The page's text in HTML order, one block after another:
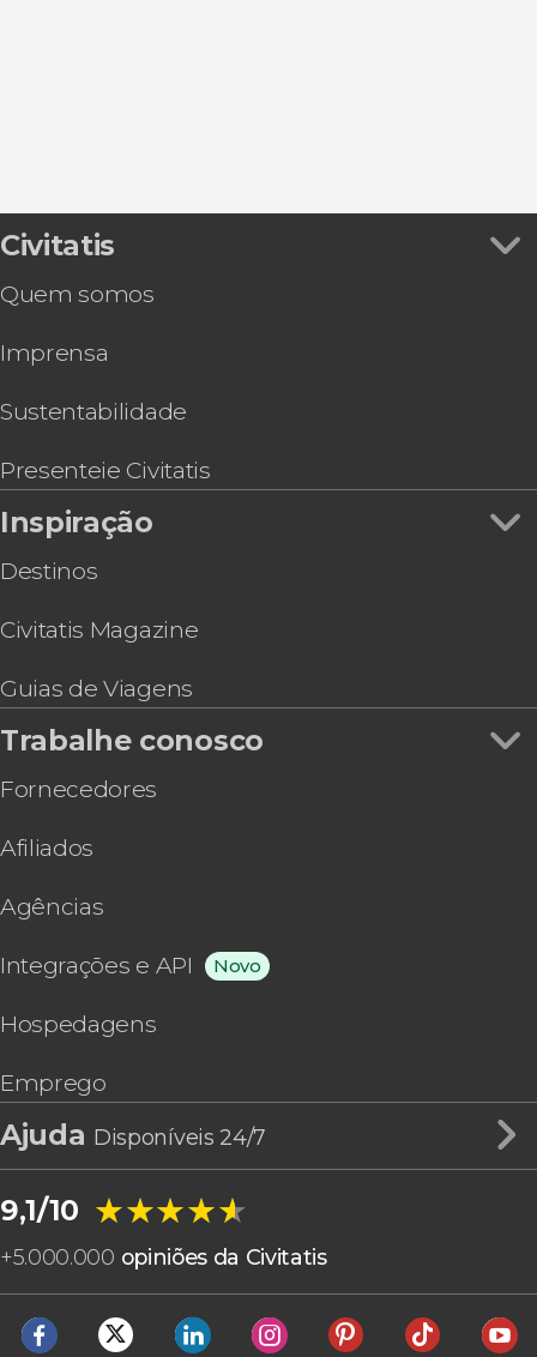
Civitatis
Quem somos
Imprensa
Sustentabilidade
Presenteie Civitatis
Inspiração
Destinos
Civitatis Magazine
Guias de Viagens
Trabalhe conosco
Fornecedores
Afiliados
Agências
Integrações e API Novo
Hospedagens
Emprego
Ajuda Disponíveis 24/7
9,1/10 ★★★★★
★★★★★
+5.000.000 opiniões da Civitatis